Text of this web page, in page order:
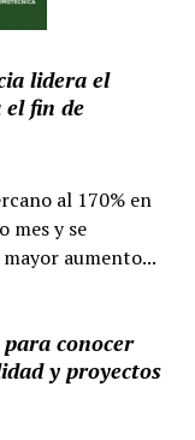
lidera el
el fin de
al 170% en
mes y se
aumento...
conocer
y proyectos